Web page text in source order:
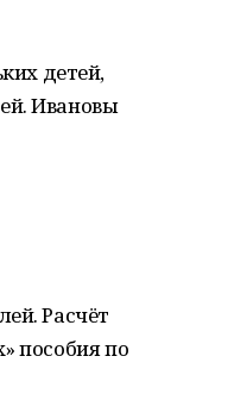
детей,
Ивановы
Расчёт
пособия по